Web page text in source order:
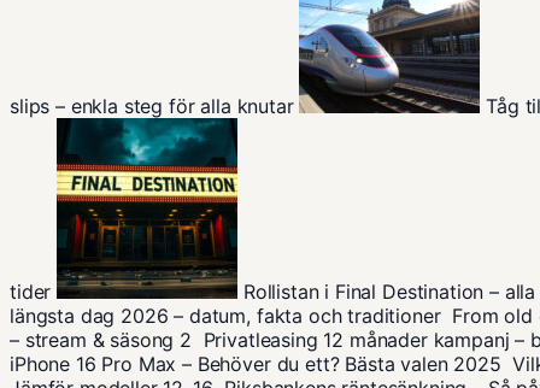
slips – enkla steg för alla knutar Tåg
tider
Rollistan i Final Destination –
längsta dag 2026 – datum, fakta och traditioner From old
– stream & säsong 2 Privatleasing 12 månader kampanj –
iPhone 16 Pro Max – Behöver du ett? Bästa valen 2025